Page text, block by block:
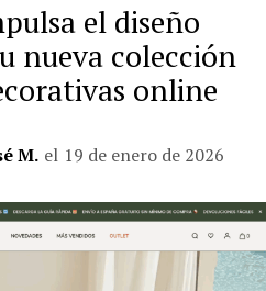
el diseño
nueva colección
online
M. el 19 de enero de 2026